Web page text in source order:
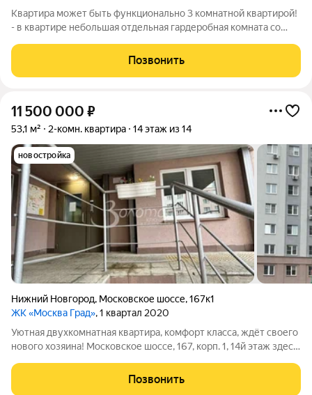
Квартира может быть функционально 3 комнатной квартирой!
- в квартире небольшая отдельная гардеробная комната со
использоваться как кабинет или небольшая комната! - мы
используем как огромный гардероб т.к.
Позвонить
11 500 000 ₽
53,1 м² 2-комн. квартира 14 этаж из 14
новостройка
Нижний Новгород, Московское шоссе,167к1
ЖК «Москва Град», 1 квартал 2020
Уютная двухкомнатная квартира, комфорт класса, ждёт своего
нового хозяина! Московское шоссе, 167, корп. 1, 14й этаж здесь
пространства, где всё создано для вашего удобства: светлая
спальня (14,25 м2)
Позвонить